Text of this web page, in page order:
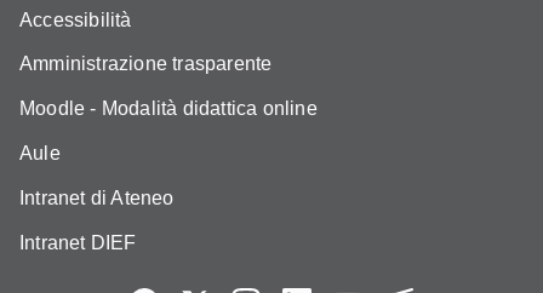
Accessibilità
Amministrazione trasparente
Moodle - Modalità didattica online
Aule
Intranet di Ateneo
Intranet DIEF